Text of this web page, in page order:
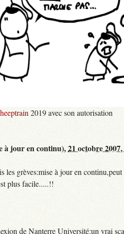
2019 avec son autorisation
à jour en continu),21 octobre
les grèves:mise à jour en
plus facile.....!!
de Nanterre Université:un vrai